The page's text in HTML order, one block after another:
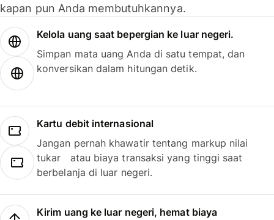
kapan pun Anda membutuhkannya.
Kelola uang saat bepergian ke luar negeri.
Simpan mata uang Anda di satu tempat, dan
konversikan dalam hitungan detik.
Kartu debit internasional
Jangan pernah khawatir tentang markup nilai
tukar atau biaya transaksi yang tinggi saat
berbelanja di luar negeri.
Kirim uang ke luar negeri, hemat biaya